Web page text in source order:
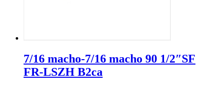
7/16 macho-7/16 macho 90 1/2″SF
FR-LSZH B2ca